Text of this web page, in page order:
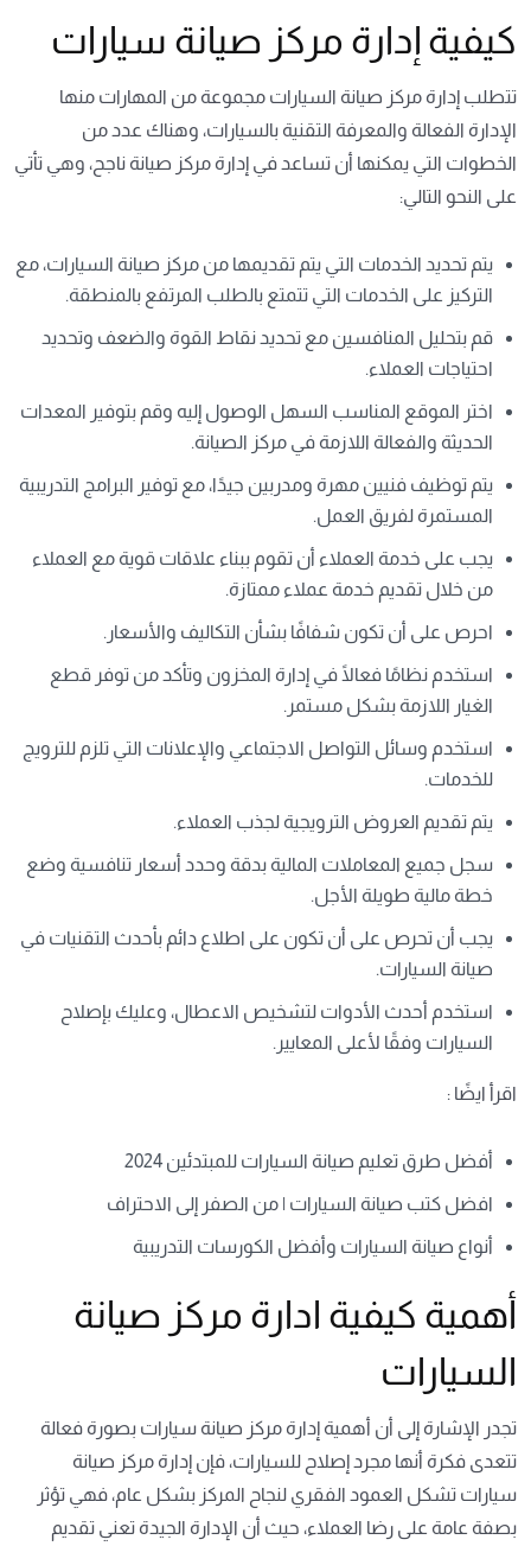
كيفية إدارة مركز صيانة سيارات
تتطلب إدارة مركز صيانة السيارات مجموعة من المهارات منها
الإدارة الفعالة والمعرفة التقنية بالسيارات، وهناك عدد من
الخطوات التي يمكنها أن تساعد في إدارة مركز صيانة ناجح، وهي تأتي
على النحو التالي:
يتم تحديد الخدمات التي يتم تقديمها من مركز صيانة السيارات، مع
التركيز على الخدمات التي تتمتع بالطلب المرتفع بالمنطقة.
قم بتحليل المنافسين مع تحديد نقاط القوة والضعف وتحديد
احتياجات العملاء.
اختر الموقع المناسب السهل الوصول إليه وقم بتوفير المعدات
الحديثة والفعالة اللازمة في مركز الصيانة.
يتم توظيف فنيين مهرة ومدربين جيدًا، مع توفير البرامج التدريبية
المستمرة لفريق العمل.
يجب على خدمة العملاء أن تقوم ببناء علاقات قوية مع العملاء
من خلال تقديم خدمة عملاء ممتازة.
احرص على أن تكون شفافًا بشأن التكاليف والأسعار.
استخدم نظامًا فعالًا في إدارة المخزون وتأكد من توفر قطع
الغيار اللازمة بشكل مستمر.
استخدم وسائل التواصل الاجتماعي والإعلانات التي تلزم للترويج
للخدمات.
يتم تقديم العروض الترويجية لجذب العملاء.
سجل جميع المعاملات المالية بدقة وحدد أسعار تنافسية وضع
خطة مالية طويلة الأجل.
يجب أن تحرص على أن تكون على اطلاع دائم بأحدث التقنيات في
صيانة السيارات.
استخدم أحدث الأدوات لتشخيص الاعطال، وعليك بإصلاح
السيارات وفقًا لأعلى المعايير.
اقرأ ايضًا :
أفضل طرق تعليم صيانة السيارات للمبتدئين 2024
افضل كتب صيانة السيارات | من الصفر إلى الاحتراف
أنواع صيانة السيارات وأفضل الكورسات التدريبية
أهمية كيفية ادارة مركز صيانة
السيارات
تجدر الإشارة إلى أن أهمية إدارة مركز صيانة سيارات بصورة فعالة
تتعدى فكرة أنها مجرد إصلاح للسيارات، فإن إدارة مركز صيانة
سيارات تشكل العمود الفقري لنجاح المركز بشكل عام، فهي تؤثر
بصفة عامة على رضا العملاء، حيث أن الإدارة الجيدة تعني تقديم